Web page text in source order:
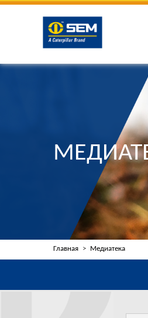
Главная Медиатека